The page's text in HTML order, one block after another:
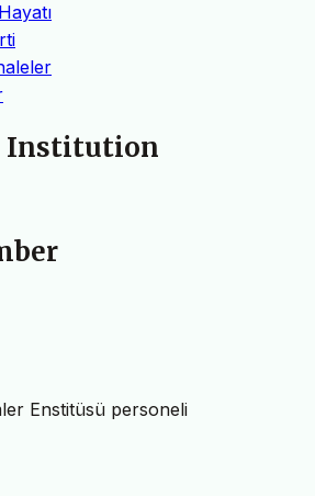
Institution
Enstitüsü personeli